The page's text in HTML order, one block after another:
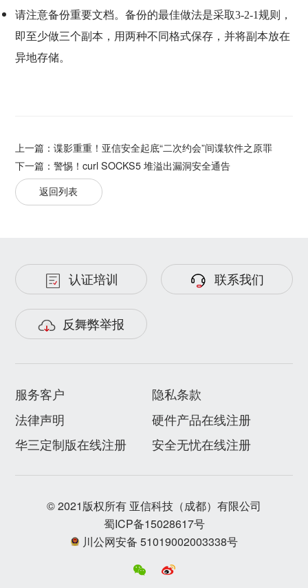
请注意备份重要文档。备份的最佳做法是采取3-2-1规则，
即至少做三个副本，用两种不同格式保存，并将副本放在
异地存储。
上一篇：谍影重重！亚信安全起底“二次约会”间谍软件之原罪
下一篇：警惕！curl SOCKS5 堆溢出漏洞安全通告
返回列表
认证培训 联系我们
反舞弊举报
服务客户
隐私条款
法律声明
硬件产品在线注册
华三定制版在线注册
安全无忧在线注册
© 2021版权所有 亚信科技（成都）有限公司
蜀ICP备15028617号
川公网安备 51019002003338号